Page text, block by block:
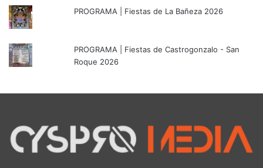
PROGRAMA | Fiestas de La Bañeza 2026
PROGRAMA | Fiestas de Castrogonzalo - San
Roque 2026